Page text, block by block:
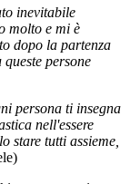
inevitabile
molto e mi è
dopo la partenza
persone
persona ti insegna
nell'essere
stare tutti assieme,